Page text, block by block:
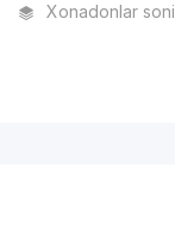
Xonadonlar soni